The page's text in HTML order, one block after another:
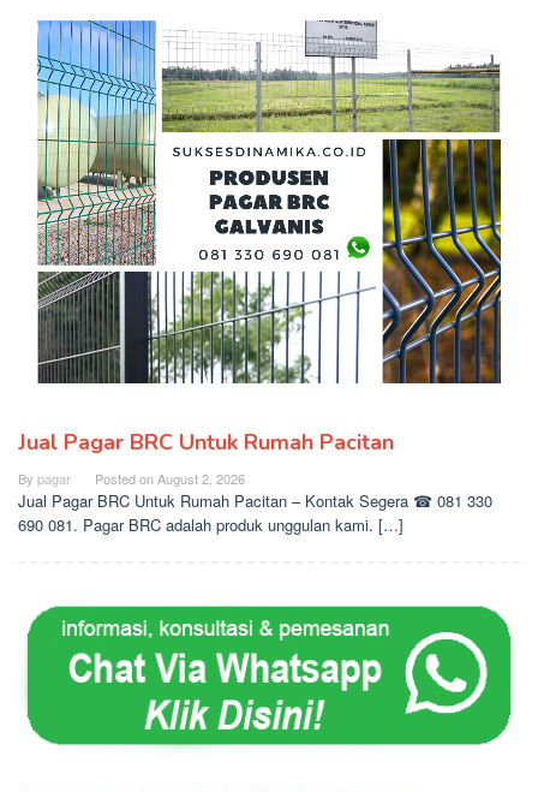
Jual Pagar BRC Untuk Rumah Pacitan
By pagar Posted onAugust 2, 2026
Jual Pagar BRC Untuk Rumah Pacitan – Kontak Segera ☎ 081 330
690 081. Pagar BRC adalah produk unggulan kami. […]